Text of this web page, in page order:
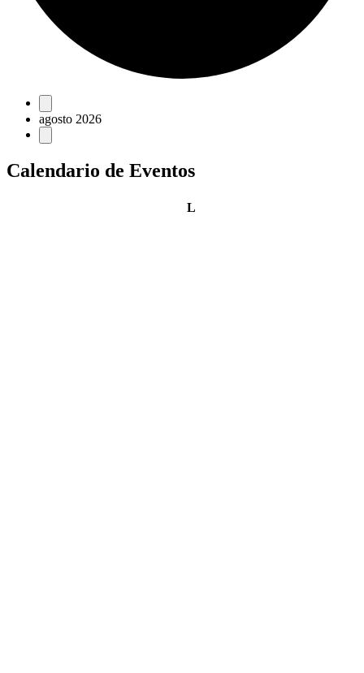
Eventos
agosto 2026
Calendario de Eventos
Llunes